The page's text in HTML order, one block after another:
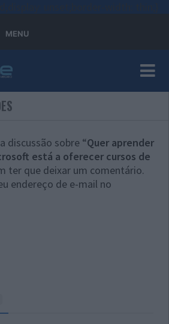
MENU
discussão sobre “Quer aprender
está a oferecer cursos de
ter que deixar um comentário.
endereço de e-mail no